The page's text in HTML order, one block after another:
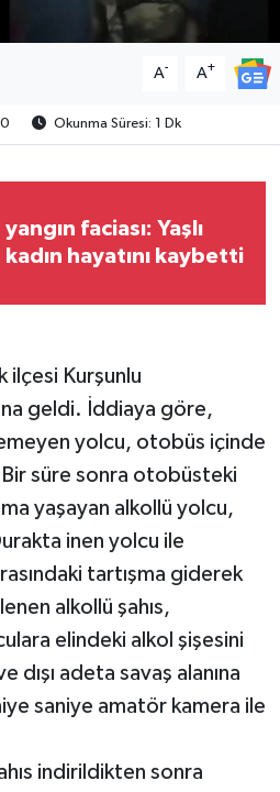
A- A+
Okunma Süresi: 1 Dk
yangın faciası: Yaşlı
kadın hayatını kaybetti
ilçesi Kurşunlu
geldi. İddiaya göre,
yolcu, otobüs içinde
süre sonra otobüsteki
yaşayan alkollü yolcu,
inen yolcu ile
tartışma giderek
alkollü şahıs,
elindeki alkol şişesini
dışı adeta savaş alanına
saniye amatör kamera ile
indirildikten sonra